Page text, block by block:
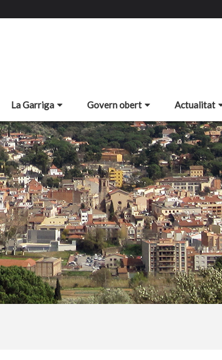
La Garriga Govern obert Actualitat